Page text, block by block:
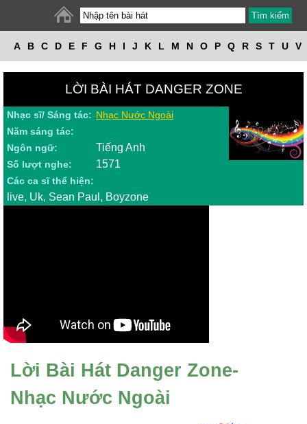
A B C D E F G H I J K L M N O P Q R S T U V
LỜI BÀI HÁT DANGER ZONE
Nhạc sĩ/ Sáng tác: Nhạc Nước Ngoài
Năm sáng tác:
Ngôn ngữ:
Tiếng Anh
Số lượt nghe: 1571
Các ca sĩ thể hiện:
live, Uk, Sean Paul, Boyzone
Lời Bài Hát Danger Zone-
Nhạc Nước Ngoài